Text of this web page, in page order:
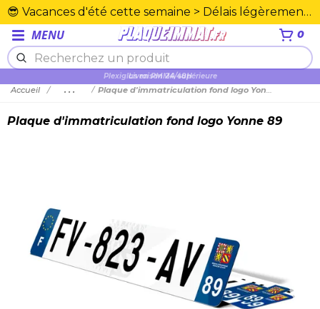
😎 Vacances d'été cette semaine > Délais légèrement rallongés. Merci☀️
MENU 0
Plexiglas en PMMA supérieure
Accueil ... Plaque d'immatriculation fond logo Yonne 89
Plaque d'immatriculation fond logo Yonne 89